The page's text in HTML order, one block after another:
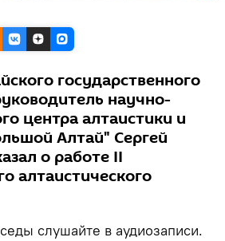
государственного
научно-
центра алтаистики и
Алтай" Сергей
о работе II
алтаистического
слушайте в аудиозаписи.